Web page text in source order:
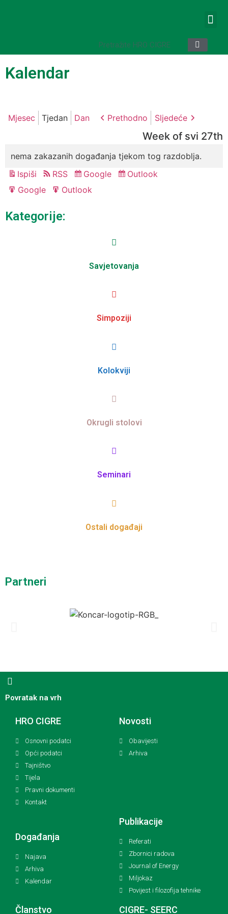
Kalendar
Mjesec Tjedan Dan Prethodno Sljedeće
Week of svi 27th
nema zakazanih događanja tjekom tog razdoblja.
Ispiši
Pregled
RSS
Subscribe
in
Google
Subscribe
Outlook
Export
Google
Export
Outlook
Kategorije:
Savjetovanja
Simpoziji
Kolokviji
Okrugli stolovi
Seminari
Ostali događaji
Partneri
Povratak na vrh
HRO CIGRE
Osnovni podatci
Opći podatci
Tajništvo
Tijela
Pravni dokumenti
Kontakt
Novosti
Obavijesti
Arhiva
Događanja
Najava
Arhiva
Kalendar
Publikacije
Referati
Zbornici radova
Journal of Energy
Miljokaz
Povijest i filozofija tehnike
Članstvo CIGRE- SEERC